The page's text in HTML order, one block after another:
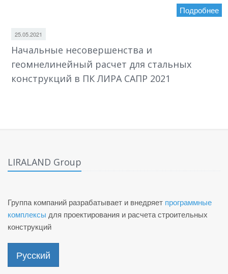
Подробнее
25.05.2021
Начальные несовершенства и
геомнелинейный расчет для стальных
конструкций в ПК ЛИРА САПР 2021
LIRALAND Group
Группа компаний разрабатывает и внедряет программные
комплексы для проектирования и расчета строительных
конструкций
Русский